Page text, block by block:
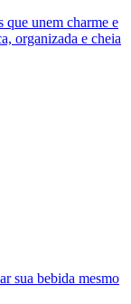
que unem charme e
organizada e cheia
sua bebida mesmo